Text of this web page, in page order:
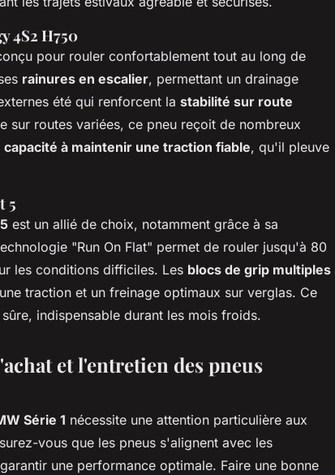
4S2 H750
pour rouler confortablement tout au long de
rainures en escalier, permettant un drainage
été qui renforcent la stabilité sur route
sur routes variées, ce pneu reçoit de nombreux
capacité à maintenir une traction fiable, qu'il pleuve
5
est un allié de choix, notamment grâce à sa
"Run On Flat" permet de rouler jusqu'à 80
les conditions difficiles. Les blocs de grip multiples
traction et un freinage optimaux sur verglas. Ce
indispensable durant les mois froids.
et l'entretien des pneus
Série 1 nécessite une attention particulière aux
vous que les pneus s'alignent avec les
une performance optimale. Faire une bonne